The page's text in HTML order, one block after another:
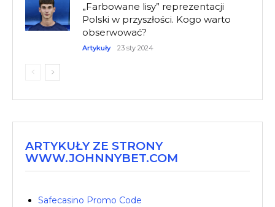
„Farbowane lisy” reprezentacji
Polski w przyszłości. Kogo warto
obserwować?
Artykuły 23 sty 2024
ARTYKUŁY ZE STRONY
WWW.JOHNNYBET.COM
Safecasino Promo Code